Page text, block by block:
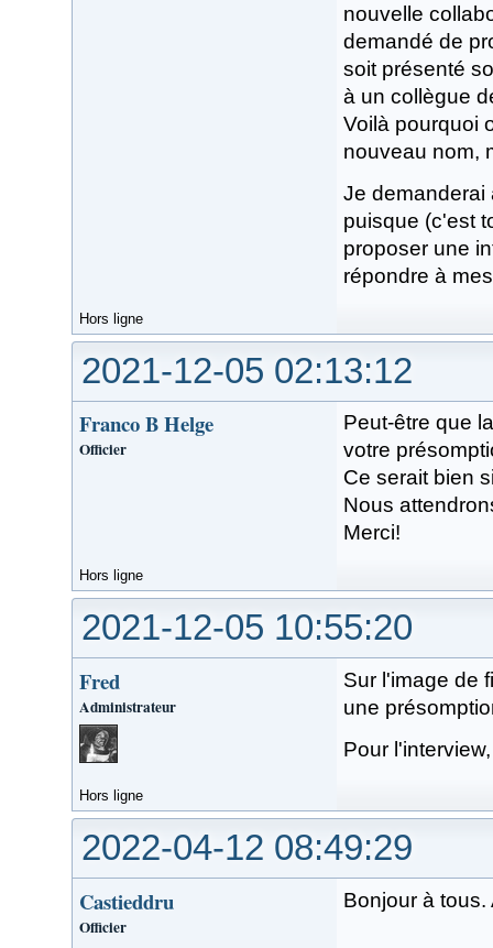
nouvelle
demandé de
soit présenté
à un collègue
Voilà pourquoi
nouveau nom,
Je demanderai
puisque (c'est
proposer une
répondre à
Hors ligne
2021-12-05 02:13:12
Franco B Helge
Officier
Peut-être que
votre
Ce serait bien
Nous
Merci!
Hors ligne
2021-12-05 10:55:20
Fred
Administrateur
Sur l'image de
une
Pour
Hors ligne
2022-04-12 08:49:29
Castieddru
Officier
Bonjour à tous.